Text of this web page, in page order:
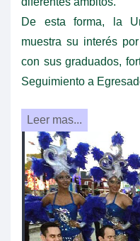
De esta forma, la
muestra su interés
con sus graduados,
Seguimiento a
Leer mas...